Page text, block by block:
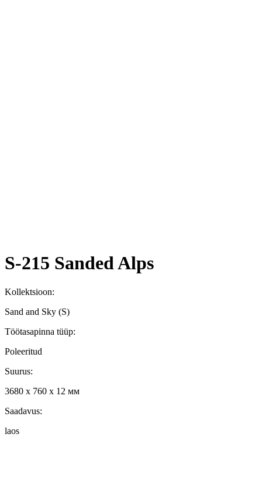
S-215 Sanded Alps
Kollektsioon:
Sand and Sky (S)
Töötasapinna tüüp:
Poleeritud
Suurus:
3680 x 760 x 12 мм
Saadavus:
laos